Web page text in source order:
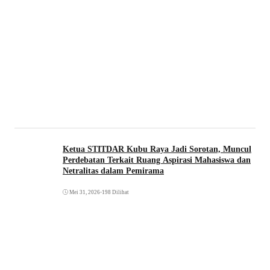
Ketua STITDAR Kubu Raya Jadi Sorotan, Muncul
Perdebatan Terkait Ruang Aspirasi Mahasiswa dan
Netralitas dalam Pemirama
Mei 31, 2026•198 Dilihat